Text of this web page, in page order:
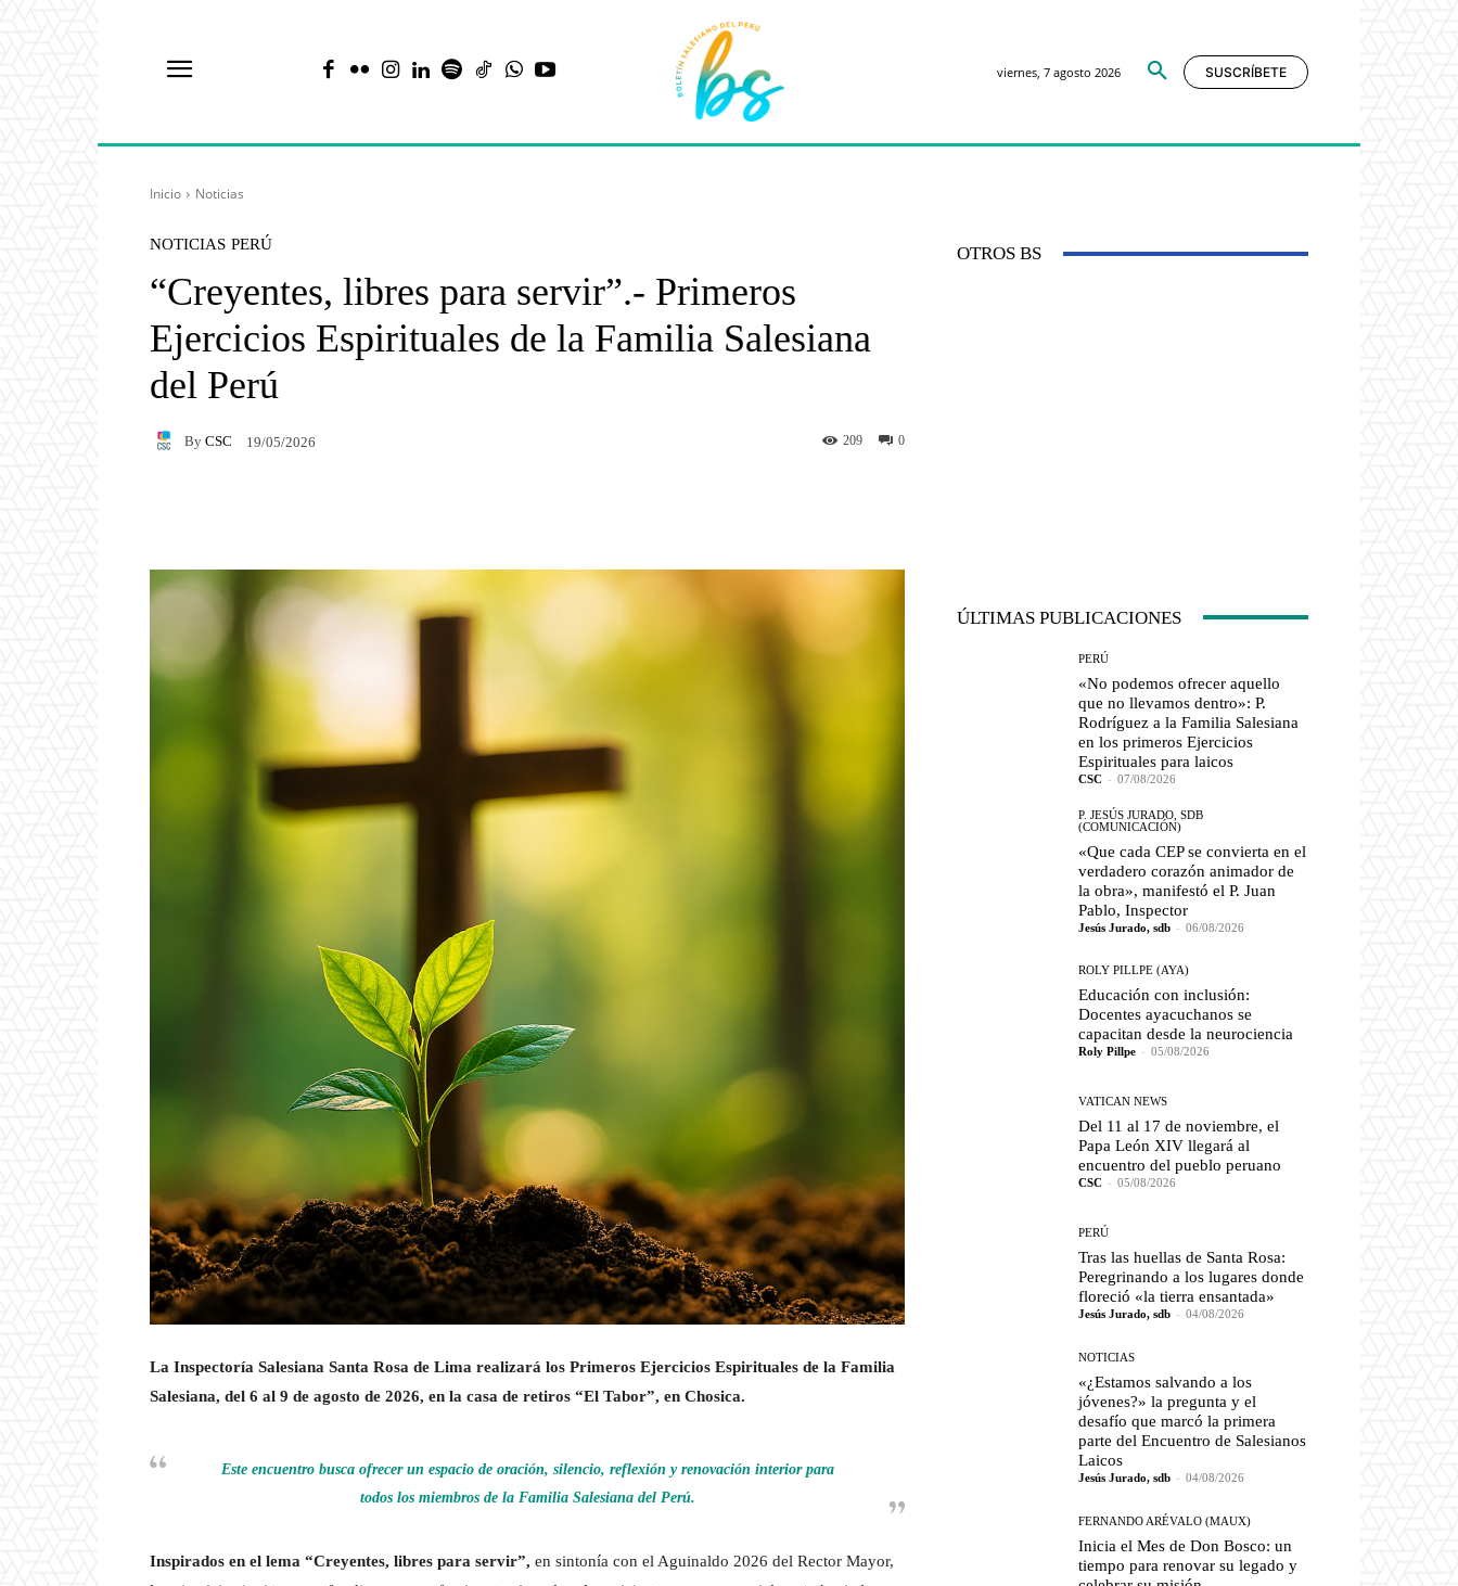
viernes, 7 agosto 2026 SUSCRÍBETE
Inicio Noticias
NOTICIAS PERÚ
“Creyentes, libres para servir”.- Primeros
Ejercicios Espirituales de la Familia Salesiana
del Perú
By CSC 19/05/2026 0
209
La Inspectoría Salesiana Santa Rosa de Lima realizará los Primeros Ejercicios Espirituales de la Familia
Salesiana, del 6 al 9 de agosto de 2026, en la casa de retiros “El Tabor”, en Chosica.
Este encuentro busca ofrecer un espacio de oración, silencio, reflexión y renovación interior para
todos los miembros de la Familia Salesiana del Perú.
Inspirados en el lema “Creyentes, libres para servir”, en sintonía con el Aguinaldo 2026 del Rector Mayor,
OTROS BS
ÚLTIMAS PUBLICACIONES
PERÚ
«No podemos ofrecer aquello
que no llevamos dentro»: P.
Rodríguez a la Familia Salesiana
en los primeros Ejercicios
Espirituales para laicos
CSC - 07/08/2026
P. JESÚS JURADO, SDB
(COMUNICACIÓN)
«Que cada CEP se convierta en el
verdadero corazón animador de
la obra», manifestó el P. Juan
Pablo, Inspector
Jesús Jurado, sdb - 06/08/2026
ROLY PILLPE (AYA)
Educación con inclusión:
Docentes ayacuchanos se
capacitan desde la neurociencia
Roly Pillpe - 05/08/2026
VATICAN NEWS
Del 11 al 17 de noviembre, el
Papa León XIV llegará al
encuentro del pueblo peruano
CSC - 05/08/2026
PERÚ
Tras las huellas de Santa Rosa:
Peregrinando a los lugares donde
floreció «la tierra ensantada»
Jesús Jurado, sdb - 04/08/2026
NOTICIAS
«¿Estamos salvando a los
jóvenes?» la pregunta y el
desafío que marcó la primera
parte del Encuentro de Salesianos
Laicos
Jesús Jurado, sdb - 04/08/2026
FERNANDO ARÉVALO (MAUX)
Inicia el Mes de Don Bosco: un
tiempo para renovar su legado y